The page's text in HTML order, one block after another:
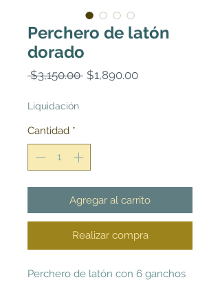
Perchero de latón
dorado
$3,150.00 Precio
$1,890.00Precio
Liquidación
Cantidad *
Agregar al carrito
Realizar compra
Perchero de latón con 6 ganchos